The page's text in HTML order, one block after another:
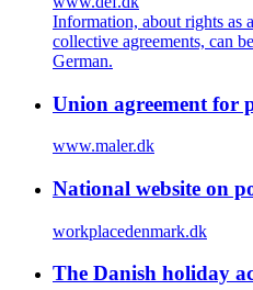
Information, about rights as
collective agreements, can
German.
Union agreement for
www.maler.dk
National website on
workplacedenmark.dk
The Danish holiday